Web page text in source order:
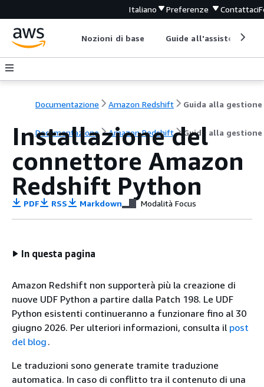
Italiano Preferenze Contattaci
Nozioni di base Guide all'assistenza
Documentazione Amazon Redshift Guida alla gestione
Documentazione Amazon Redshift Guida alla gestione
Installazione del
connettore Amazon
Redshift Python
PDF RSS Markdown Modalità Focus
In questa pagina
Amazon Redshift non supporterà più la creazione di
nuove UDF Python a partire dalla Patch 198. Le UDF
Python esistenti continueranno a funzionare fino al 30
giugno 2026. Per ulteriori informazioni, consulta il post
del blog .
Le traduzioni sono generate tramite traduzione
automatica. In caso di conflitto tra il contenuto di una